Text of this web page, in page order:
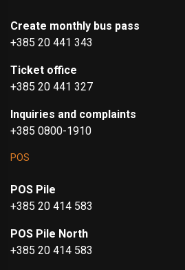
Create monthly bus pass
+385 20 441 343
Ticket office
+385 20 441 327
Inquiries and complaints
+385 0800-1910
POS
POS Pile
+385 20 414 583
POS Pile North
+385 20 414 583